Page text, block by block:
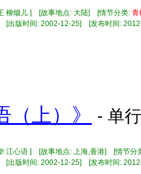
柳烟儿 ] [故事地点: 大陆] [情节分类: 青
[出版时间: 2002-12-25] [发布时间:
上）》 - 单
江心语 ] [故事地点: 上海,香港] [情节分
[出版时间: 2002-12-25] [发布时间: